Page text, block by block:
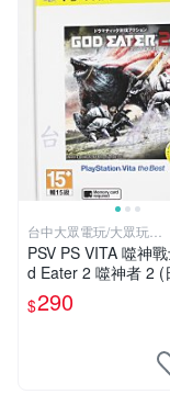
台中大眾電玩/大眾玩具
店
PSV PS VITA 噬神
d Eater 2 噬神者 2 (
(二手商品)【台中大
$290